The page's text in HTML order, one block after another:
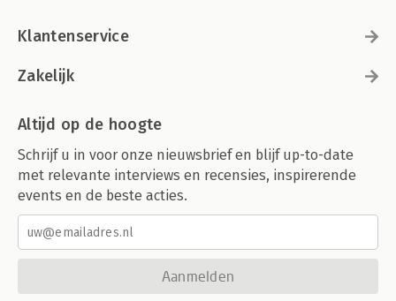
Klantenservice
Zakelijk
Altijd op de hoogte
Schrijf u in voor onze nieuwsbrief en blijf up-to-date
met relevante interviews en recensies, inspirerende
events en de beste acties.
Aanmelden